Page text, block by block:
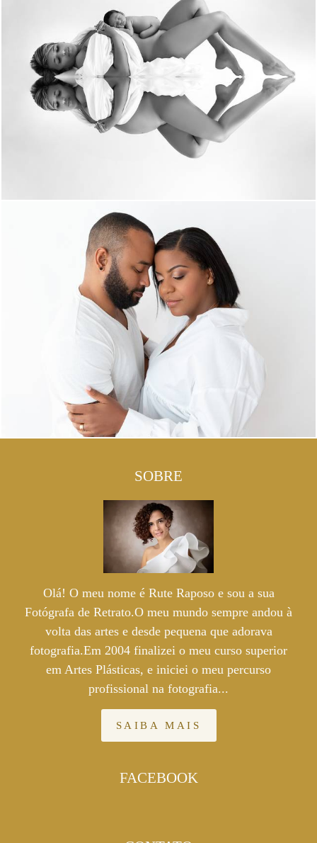
SOBRE
Olá! O meu nome é Rute Raposo e sou a sua
Fotógrafa de Retrato.O meu mundo sempre andou à
volta das artes e desde pequena que adorava
fotografia.Em 2004 finalizei o meu curso superior
em Artes Plásticas, e iniciei o meu percurso
profissional na fotografia...
SAIBA MAIS
FACEBOOK